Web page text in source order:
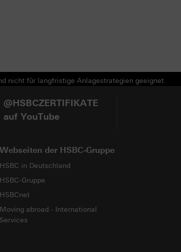
nicht für langfristige Anlagestrategien geeignet.
@HSBCZERTIFIKATE
auf YouTube
Webseiten der HSBC-Gruppe
HSBC in Deutschland
HSBC-Gruppe
HSBCnet
Moving abroad - International
Services